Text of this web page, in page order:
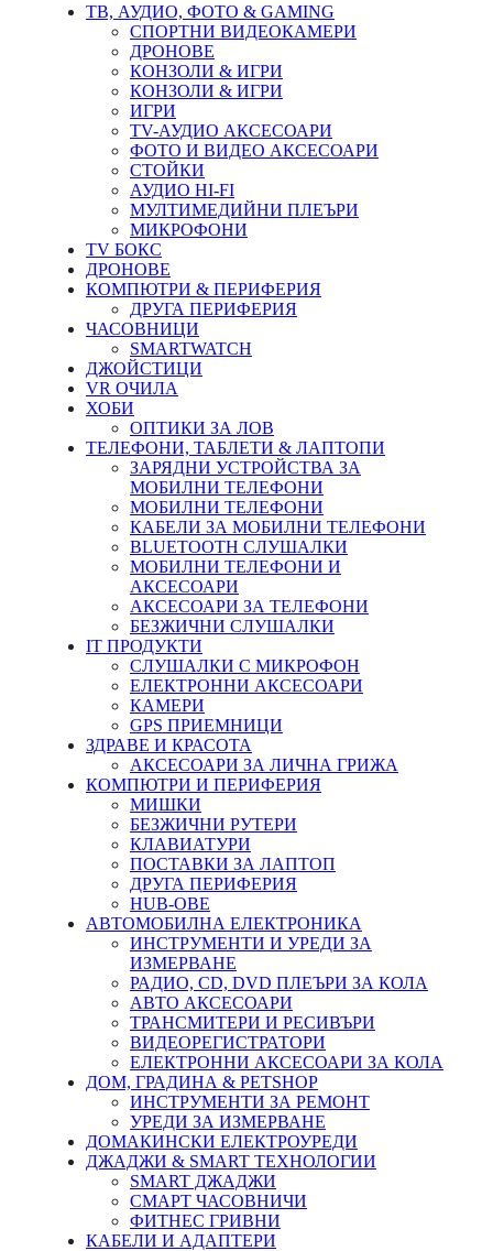
ТВ, АУДИО, ФОТО & GAMING
СПОРТНИ ВИДЕОКАМЕРИ
ДРОНОВЕ
КОНЗОЛИ & ИГРИ
КОНЗОЛИ & ИГРИ
ИГРИ
TV-АУДИО АКСЕСОАРИ
ФОТО И ВИДЕО АКСЕСОАРИ
СТОЙКИ
АУДИО HI-FI
МУЛТИМЕДИЙНИ ПЛЕЪРИ
МИКРОФОНИ
TV БОКС
ДРОНОВЕ
КОМПЮТРИ & ПЕРИФЕРИЯ
ДРУГА ПЕРИФЕРИЯ
ЧАСОВНИЦИ
SMARTWATCH
ДЖОЙСТИЦИ
VR ОЧИЛА
ХОБИ
ОПТИКИ ЗА ЛОВ
ТЕЛЕФОНИ, ТАБЛЕТИ & ЛАПТОПИ
ЗАРЯДНИ УСТРОЙСТВА ЗА
МОБИЛНИ ТЕЛЕФОНИ
МОБИЛНИ ТЕЛЕФОНИ
КАБЕЛИ ЗА МОБИЛНИ ТЕЛЕФОНИ
BLUETOOTH СЛУШАЛКИ
МОБИЛНИ ТЕЛЕФОНИ И
АКСЕСОАРИ
АКСЕСОАРИ ЗА ТЕЛЕФОНИ
БЕЗЖИЧНИ СЛУШАЛКИ
IT ПРОДУКТИ
СЛУШАЛКИ С МИКРОФОН
ЕЛЕКТРОННИ АКСЕСОАРИ
КАМЕРИ
GPS ПРИЕМНИЦИ
ЗДРАВЕ И КРАСОТА
АКСЕСОАРИ ЗА ЛИЧНА ГРИЖА
КОМПЮТРИ И ПЕРИФЕРИЯ
МИШКИ
БЕЗЖИЧНИ РУТЕРИ
КЛАВИАТУРИ
ПОСТАВКИ ЗА ЛАПТОП
ДРУГА ПЕРИФЕРИЯ
HUB-ОВЕ
АВТОМОБИЛНА ЕЛЕКТРОНИКА
ИНСТРУМЕНТИ И УРЕДИ ЗА
ИЗМЕРВАНЕ
РАДИО, CD, DVD ПЛЕЪРИ ЗА КОЛА
АВТО АКСЕСОАРИ
ТРАНСМИТЕРИ И РЕСИВЪРИ
ВИДЕОРЕГИСТРАТОРИ
ЕЛЕКТРОННИ АКСЕСОАРИ ЗА КОЛА
ДОМ, ГРАДИНА & PETSHOP
ИНСТРУМЕНТИ ЗА РЕМОНТ
УРЕДИ ЗА ИЗМЕРВАНЕ
ДОМАКИНСКИ ЕЛЕКТРОУРЕДИ
ДЖАДЖИ & SMART ТЕХНОЛОГИИ
SMART ДЖАДЖИ
СМАРТ ЧАСОВНИЧИ
ФИТНЕС ГРИВНИ
КАБЕЛИ И АДАПТЕРИ